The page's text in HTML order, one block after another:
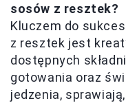
sosów z resztek?
Kluczem do
z resztek jest
dostępnych
gotowania oraz
jedzenia,